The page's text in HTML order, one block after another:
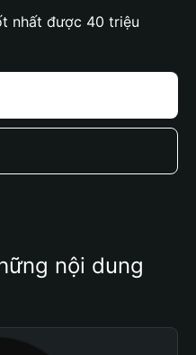
nhất được 40 triệu
nội dung